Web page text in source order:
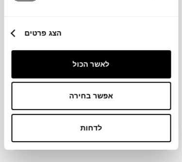
הצג פרטים
לאשר הכול
אפשר בחירה
לדחות
מידות
מידע על חומרים